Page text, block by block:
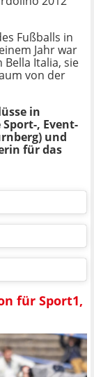
Fußballs in
Jahr war
Italia, sie
von der
in
, Event-
und
für das
für Sport1,